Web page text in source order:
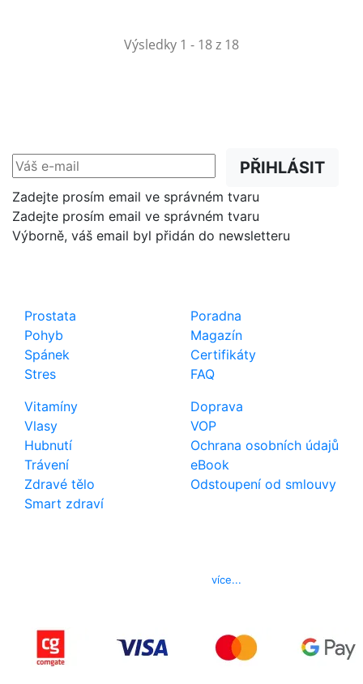
Výsledky 1 - 18 z 18
PŘIHLÁSIT
Zadejte prosím email ve správném tvaru
Zadejte prosím email ve správném tvaru
Výborně, váš email byl přidán do newsletteru
Prostata
Pohyb
Spánek
Stres
Vitamíny
Vlasy
Hubnutí
Trávení
Zdravé tělo
Smart zdraví
Poradna
Magazín
Certifikáty
FAQ
Doprava
VOP
Ochrana osobních údajů
eBook
Odstoupení od smlouvy
více...